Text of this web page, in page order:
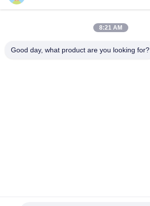
yağ eritme
yağ yakma
makinesi
8:21 AM
Good day, what product are you looking for?